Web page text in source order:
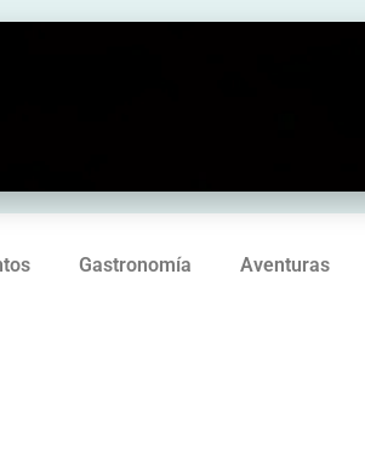
Gastronomía Aventuras